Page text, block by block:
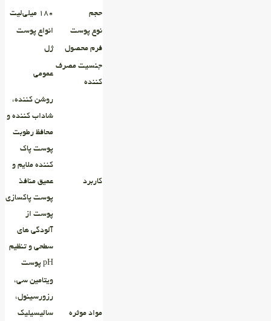
حجم
۱۸۰ میلی‌لیت
نوع پوست
انواع پوست
فرم محصول
ژل
جنسیت مصرف
کننده
عمومی
کاربرد
روشن کننده،
شاداب کننده و
محافظ رطوبت
پوست پاک
کننده ملایم و
عمیق منافذ
پوست پاکسازی
پوست از
آلودگی های
سطحی و تنظیم
pH پوست
مواد موثره
ویتامین سی،
رزورسینول،
سالیسیلیک